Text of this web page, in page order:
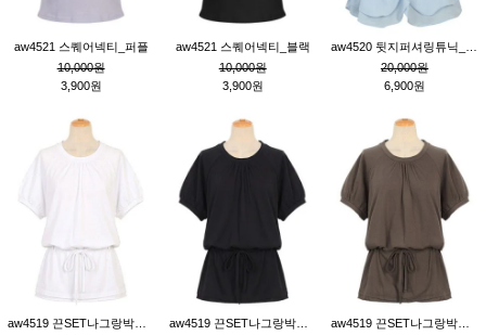
aw4521 스퀘어넥티_퍼플
10,000원
3,900원
aw4521 스퀘어넥티_블랙
10,000원
3,900원
20,000원
6,900원